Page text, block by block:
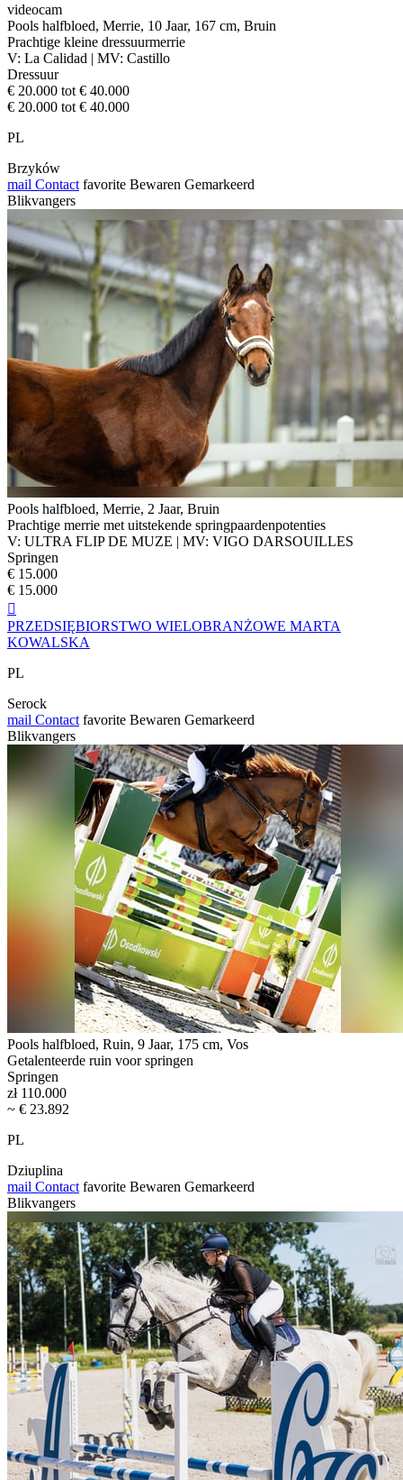
videocam
Pools halfbloed, Merrie, 10 Jaar, 167 cm, Bruin
Prachtige kleine dressuurmerrie
V: La Calidad | MV: Castillo
Dressuur
€ 20.000 tot € 40.000
€ 20.000 tot € 40.000
PL
Brzyków
mail Contact favorite Bewaren Gemarkeerd
Blikvangers
Pools halfbloed, Merrie, 2 Jaar, Bruin
Prachtige merrie met uitstekende springpaardenpotenties
V: ULTRA FLIP DE MUZE | MV: VIGO DARSOUILLES
Springen
€ 15.000
€ 15.000

PRZEDSIĘBIORSTWO WIELOBRANŻOWE MARTA
KOWALSKA
PL
Serock
mail Contact favorite Bewaren Gemarkeerd
Blikvangers
Pools halfbloed, Ruin, 9 Jaar, 175 cm, Vos
Getalenteerde ruin voor springen
Springen
zł 110.000
~ € 23.892
PL
Dziuplina
mail Contact favorite Bewaren Gemarkeerd
Blikvangers